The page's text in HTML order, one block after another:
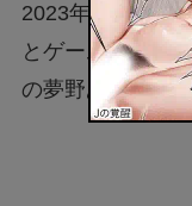
2023年6月にぶ
とゲームの強さ
の夢野あかり（